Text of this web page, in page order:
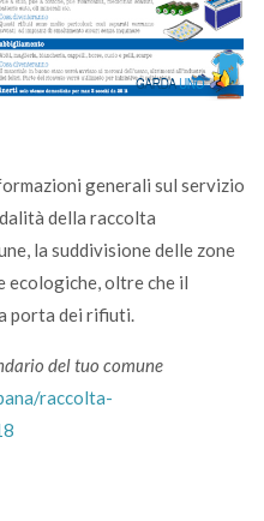
generali sul servizio
della raccolta
la suddivisione delle zone
ecologiche, oltre che il
porta dei rifiuti.
del tuo comune
raccolta-